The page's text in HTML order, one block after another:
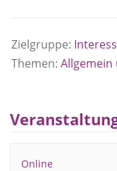
Zielgruppe:
Themen:
Online